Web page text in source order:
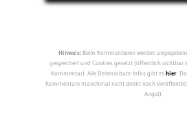
Hinweis:Beim Kommentieren werden
gespeichert und Cookies gesetzt (öffentlich sichtbar
Kommentar). Alle Datenschutz-Infos gibt eshier.
Kommentare manchmal nicht direkt nach
Angst).